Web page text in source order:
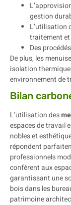
gestion
L’utilisation
traitement
Des
De plus, les
isolation
environnement de
Bilan
L’utilisation des
espaces de travail
nobles et
répondent
professionnels
confèrent aux
garantissant une
bois dans les
patrimoine